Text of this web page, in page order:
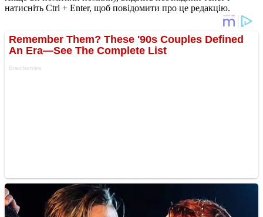
натисніть Ctrl + Enter, щоб повідомити про це редакцію.